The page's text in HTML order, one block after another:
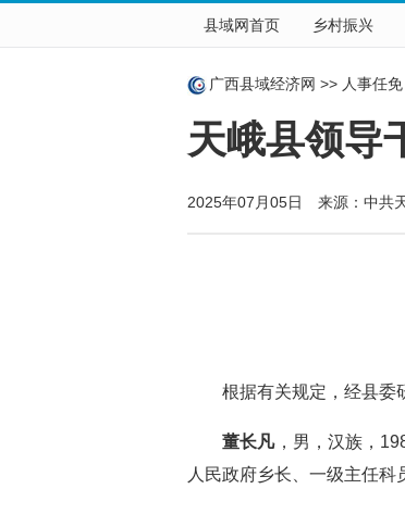
县域网首页 乡村振兴
广西县域经济网 >> 人事任免
天峨县领导
2025年07月05日 来源：中共
根据有关规定，经县委研
董长凡，男，汉族，
人民政府乡长、一级主任科